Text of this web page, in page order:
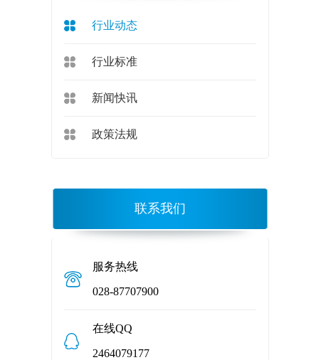
行业动态
行业标准
新闻快讯
政策法规
联系我们
服务热线
028-87707900
在线QQ
2464079177